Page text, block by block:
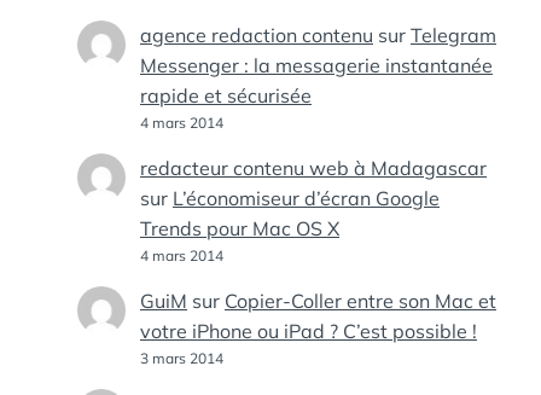
agence redaction contenu sur Telegram
Messenger : la messagerie instantanée
rapide et sécurisée
4 mars 2014
redacteur contenu web à Madagascar
sur L’économiseur d’écran Google
Trends pour Mac OS X
4 mars 2014
GuiM sur Copier-Coller entre son Mac et
votre iPhone ou iPad ? C’est possible !
3 mars 2014